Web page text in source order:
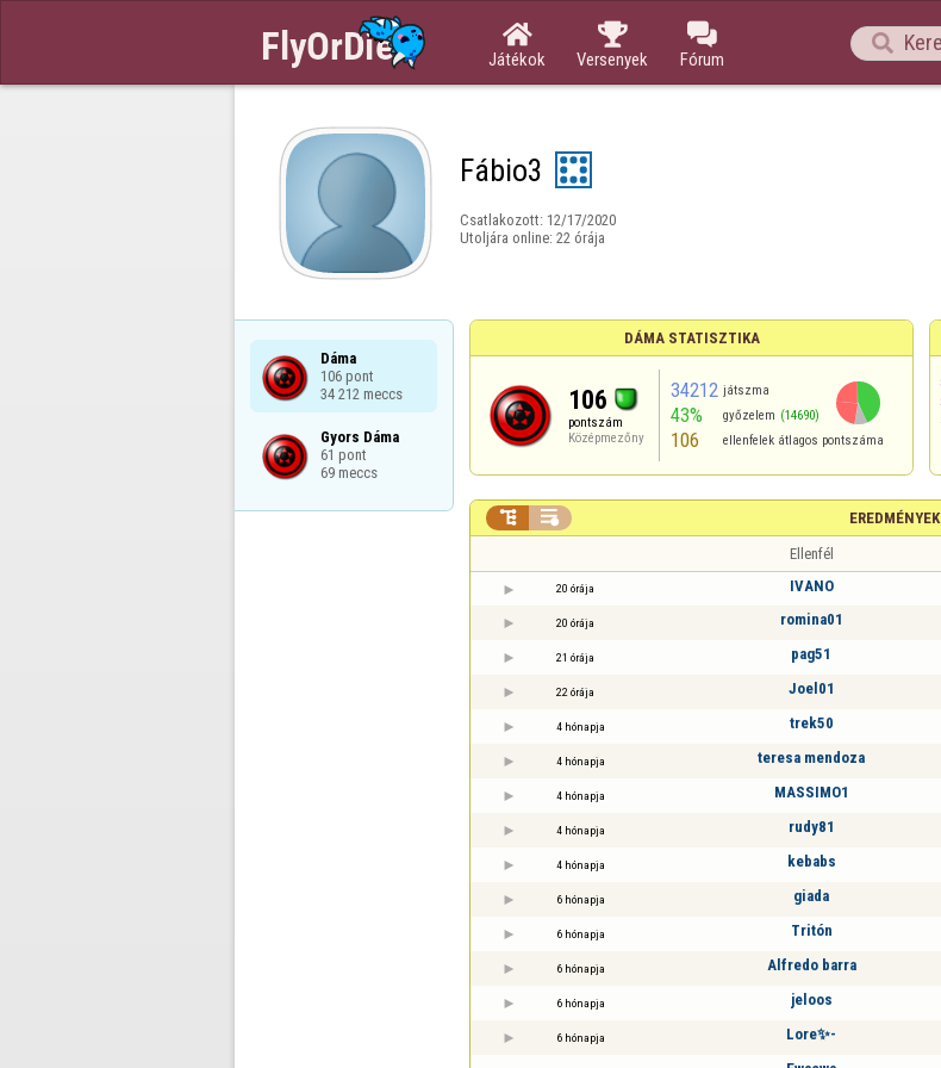

Játékok

Versenyek

Fórum

Fábio3
Csatlakozott: 12/17/2020
Utoljára online: 22 órája
Dáma
106 pont
34 212 meccs
Gyors Dáma
61 pont
69 meccs
DÁMA STATISZTIKA
106
pontszám
Középmezőny
34212 játszma
43% győzelem (14690)
106 ellenfelek átlagos pontszáma
EREDMÉNYEK
 
Ellenfél
20 órája IVANO
20 órája romina01
21 órája pag51
22 órája Joel01
4 hónapja trek50
4 hónapja teresa mendoza
4 hónapja MASSIMO1
4 hónapja rudy81
4 hónapja kebabs
6 hónapja giada
6 hónapja Tritón
6 hónapja Alfredo barra
6 hónapja jeloos
6 hónapja Lore✨-